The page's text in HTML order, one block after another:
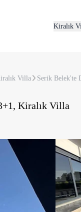
Kiralık
Villa Serik Belek'te
Kiralık Villa